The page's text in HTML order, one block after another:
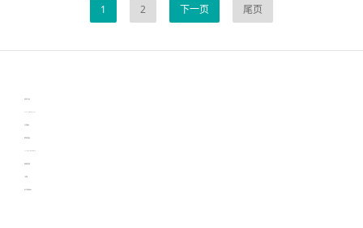
1 2 下一页 尾页